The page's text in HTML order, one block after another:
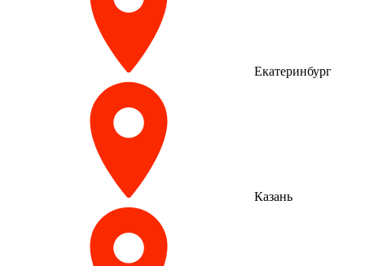
Екатеринбург
Казань